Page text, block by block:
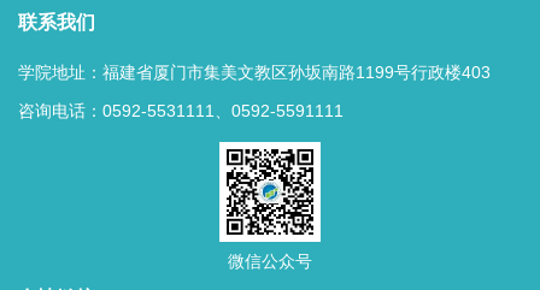
联系我们
学院地址：福建省厦门市集美文教区孙坂南路1199号行政楼403
咨询电话：0592-5531111、0592-5591111
微信公众号